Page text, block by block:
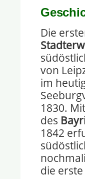
Die
von
im
1830.
des
1842
die